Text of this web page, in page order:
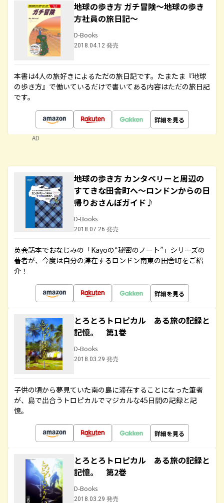
地球の歩き方 ガチ冒険～地球の歩き
方社員の旅日記～
D-Books
2018.04.12 発売
本書は4人の旅好きによるただの旅日記です。たまたま『地球
の歩き方』で働いているだけで書いてある内容はただの旅日記
です。
詳細を見る
AD
地球の歩き方 カンタベリーと周辺の
すてきな田舎町へ～ロンドンからの日
帰りおさんぽガイド♪
D-Books
2018.07.26 発売
英会話本でおなじみの「Kayoの“秘密のノート”」シリーズの
著者が、今度は自分の滞在するロンドン南東の田舎町をご紹
介！
詳細を見る
とろとろトロピカル ある旅の記録と
記憶。 第1巻
D-Books
2018.03.29 発売
子供の頃から夢見ていた南の島に滞在することになった筆者
が、島で出合うトロピカルでマジカルな45日間の記録と記
憶。
詳細を見る
とろとろトロピカル ある旅の記録と
記憶。 第2巻
D-Books
2018.03.29 発売